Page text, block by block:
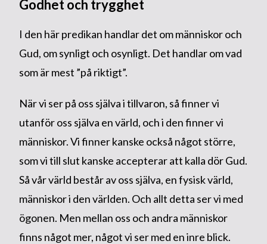
Godhet och trygghet
I den här predikan handlar det om människor och
Gud, om synligt och osynligt. Det handlar om vad
som är mest ”på riktigt”.
När vi ser på oss själva i tillvaron, så finner vi
utanför oss själva en värld, och i den finner vi
människor. Vi finner kanske också något större,
som vi till slut kanske accepterar att kalla dör Gud.
Så vår värld består av oss själva, en fysisk värld,
människor i den världen. Och allt detta ser vi med
ögonen. Men mellan oss och andra människor
finns något mer, något vi ser med en inre blick.